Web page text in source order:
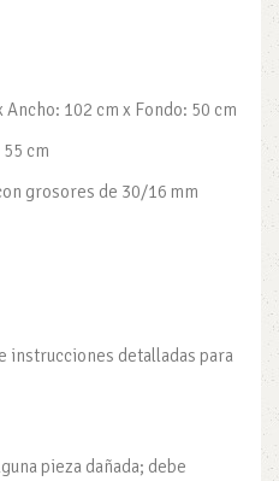
102 cm x Fondo: 50 cm
cm
grosores de 30/16 mm
instrucciones detalladas para
pieza dañada; debe